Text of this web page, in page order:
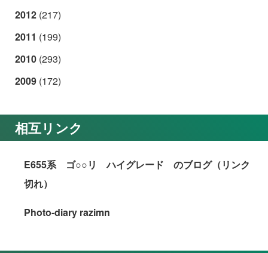
2012 (217)
2011 (199)
2010 (293)
2009 (172)
相互リンク
E655系 ゴ○○リ ハイグレード のブログ（リンク
切れ）
Photo-diary razimn